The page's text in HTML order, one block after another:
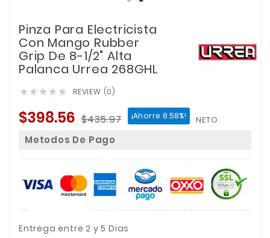
Pinza Para Electricista
Con Mango Rubber
Grip De 8-1/2" Alta
Palanca Urrea 268GHL
     REVIEW (0)
$398.56 $435.97 ¡Ahorre 8.58%! NETO
Metodos De Pago
Entrega entre 2 y 5 Dias